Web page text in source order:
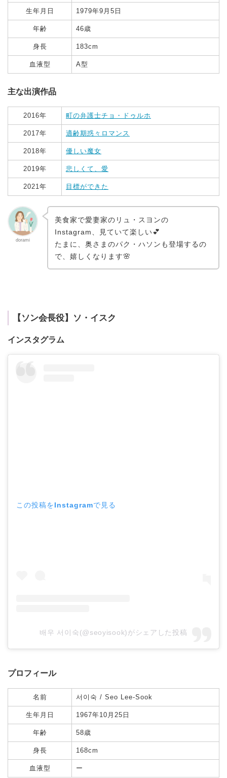
生年月日 1979年9月5日
年齢 46歳
身長 183cm
血液型 A型
主な出演作品
2016年 町の弁護士チョ・ドゥルホ
2017年 適齢期惑々ロマンス
2018年 優しい魔女
2019年 悲しくて、愛
2021年 目標ができた
dorami
美食家で愛妻家のリュ・スヨンの
Instagram、見ていて楽しい💕
たまに、奥さまのパク・ハソンも登場するの
で、嬉しくなります🌸
【ソン会長役】ソ・イスク
インスタグラム
この投稿をInstagramで見る
배우 서이숙(@seoyisook)がシェアした投稿
プロフィール
名前 서이숙 / Seo Lee-Sook
生年月日 1967年10月25日
年齢 58歳
身長 168cm
血液型 ー